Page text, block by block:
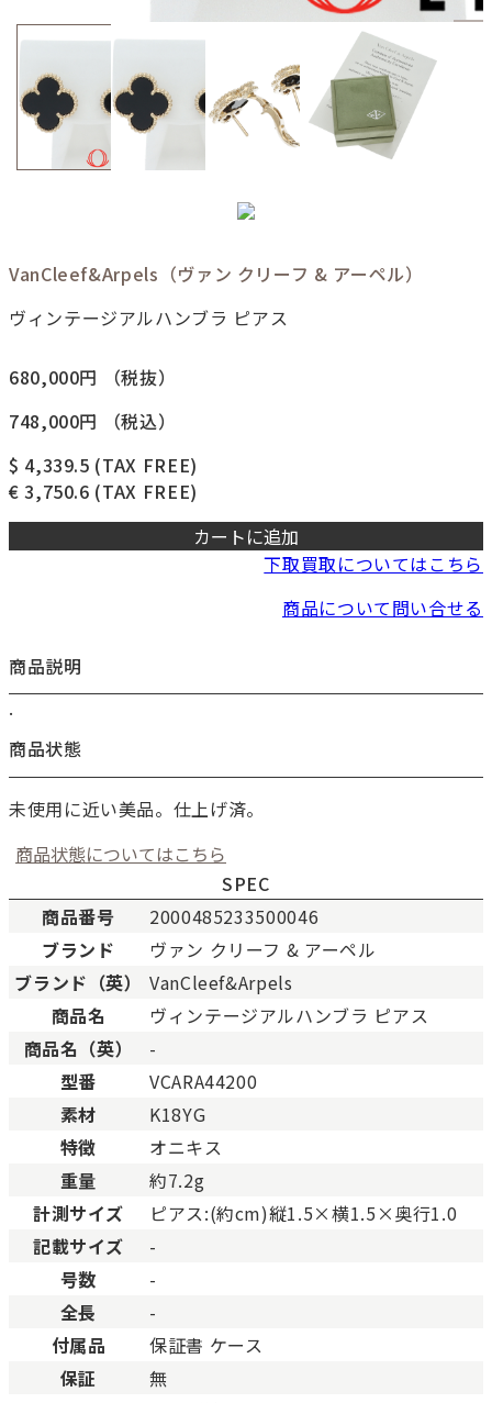
VanCleef&Arpels（ヴァン クリーフ & アーペル）
ヴィンテージアルハンブラ ピアス
680,000円
（税抜）
748,000円
（税込）
$ 4,339.5 (TAX FREE)
€ 3,750.6 (TAX FREE)
カートに追加
下取買取についてはこちら
商品について問い合せる
商品説明
.
商品状態
未使用に近い美品。仕上げ済。
商品状態についてはこちら
新品
新品状態。
未使用
展示品などの未使用品。
SAランク 未使用同様品。数回使用した程度、もしくは新
態の商品。
Aランク 僅かな傷、汚れはありますが比較的程度の良い商
ABランク少々使用感はありますが、キズや汚れが少なめ
態の良い商品。
Bランク 一般的な使用感があり、傷・汚れがあるが使用に
い商品。
BCランクとても使用感のある商品。傷や汚れなどがあり、
合があります。
Cランク 色濃く使用感があり、傷や汚れが多く目立つ場合
す。
SPEC
商品番号
2000485233500046
ブランド
ヴァン クリーフ & アーペル
ブランド（英）
VanCleef&Arpels
商品名
ヴィンテージアルハンブラ ピアス
商品名（英）
-
型番
VCARA44200
素材
K18YG
特徴
オニキス
重量
約7.2g
計測サイズ
ピアス:(約cm)縦1.5×横1.5×奥行1.0
記載サイズ
-
号数
-
全長
-
付属品
保証書 ケース
保証
無